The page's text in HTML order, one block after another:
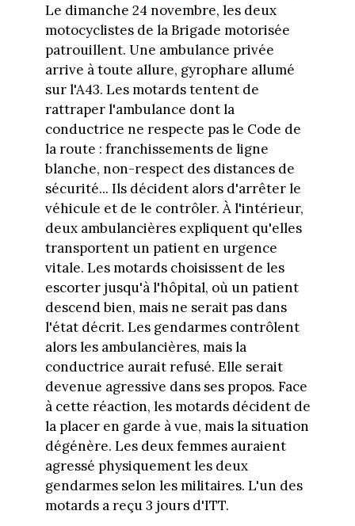
Le dimanche 24 novembre, les deux
motocyclistes de la Brigade motorisée
patrouillent. Une ambulance privée
arrive à toute allure, gyrophare allumé
sur l'A43. Les motards tentent de
rattraper l'ambulance dont la
conductrice ne respecte pas le Code de
la route : franchissements de ligne
blanche, non-respect des distances de
sécurité... Ils décident alors d'arrêter le
véhicule et de le contrôler. À l'intérieur,
deux ambulancières expliquent qu'elles
transportent un patient en urgence
vitale. Les motards choisissent de les
escorter jusqu'à l'hôpital, où un patient
descend bien, mais ne serait pas dans
l'état décrit. Les gendarmes contrôlent
alors les ambulancières, mais la
conductrice aurait refusé. Elle serait
devenue agressive dans ses propos. Face
à cette réaction, les motards décident de
la placer en garde à vue, mais la situation
dégénère. Les deux femmes auraient
agressé physiquement les deux
gendarmes selon les militaires. L'un des
motards a reçu 3 jours d'ITT.